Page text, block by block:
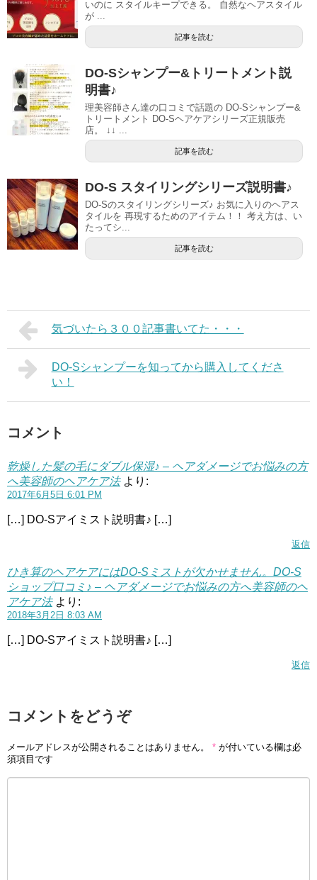
いのに スタイルキープできる。 自然なヘアスタイル
が ...
記事を読む
DO-Sシャンプー&トリートメント説
明書♪
理美容師さん達の口コミで話題の DO-Sシャンプー&
トリートメント DO-Sヘアケアシリーズ正規販売
店。 ↓↓ ...
記事を読む
DO-S スタイリングシリーズ説明書♪
DO-Sのスタイリングシリーズ♪ お気に入りのヘアス
タイルを 再現するためのアイテム！！ 考え方は、い
たってシ...
記事を読む
気づいたら３００記事書いてた・・・
DO-Sシャンプーを知ってから購入してくださ
い！
コメント
乾燥した髪の毛にダブル保湿♪ – ヘアダメージでお悩みの方
へ美容師のヘアケア法 より:
2017年6月5日 6:01 PM
[…] DO-Sアイミスト説明書♪ […]
返信
ひき算のヘアケアにはDO-Sミストが欠かせません。DO-S
ショップ口コミ♪ – ヘアダメージでお悩みの方へ美容師のヘ
アケア法 より:
2018年3月2日 8:03 AM
[…] DO-Sアイミスト説明書♪ […]
返信
コメントをどうぞ
メールアドレスが公開されることはありません。 * が付いている欄は必
須項目です